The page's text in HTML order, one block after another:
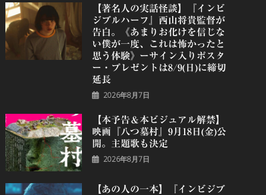
【著名人の実話怪談】『インビ
ジブルハーフ』⻄⼭将貴監督が
告白。《あまりお化けを信じな
い僕が一度、これは怖かったと
思う体験》ーサイン入りポスタ
ー・プレゼントは8/9(日)に締切
延長
2026年8月7日
【本予告＆本ビジュアル解禁】
映画『八つ墓村』9月18日(金)公
開。主題歌も決定
2026年8月7日
【あの人の一本】『インビジブ